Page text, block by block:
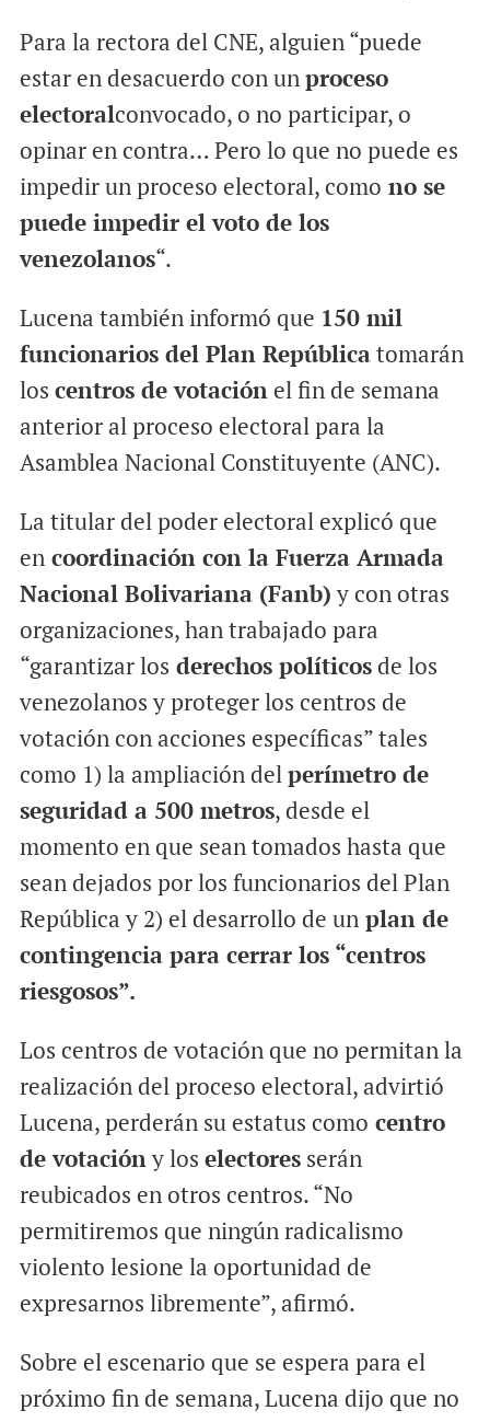
Para la rectora del CNE, alguien “puede
estar en desacuerdo con unproceso
electoralconvocado, o no participar, o
opinar en contra… Pero lo que no puede es
impedir un proceso electoral, como no se
puede impedir el voto de los
venezolanos“.
Lucena también informó que 150 mil
funcionarios del Plan Repúblicatomarán
los centros de votaciónel fin de semana
anterior al proceso electoral para la
Asamblea Nacional Constituyente (ANC).
La titular del poder electoral explicó que
encoordinación con la Fuerza Armada
Nacional Bolivariana (Fanb)y con otras
organizaciones, han trabajado para
“garantizar los derechos políticosde los
venezolanos y proteger los centros de
votación con acciones específicas” tales
como 1) la ampliación delperímetro de
seguridad a 500 metros, desde el
momento en que sean tomados hasta que
sean dejados por los funcionarios del Plan
República y 2) el desarrollo de unplan de
contingencia para cerrar los “centros
riesgosos”.
Los centros de votación que no permitan la
realización del proceso electoral, advirtió
Lucena, perderán su estatus como centro
de votacióny los electoresserán
reubicados en otros centros. “No
permitiremos que ningún radicalismo
violento lesione la oportunidad de
expresarnos libremente”, afirmó.
Sobre el escenario que se espera para el
próximo fin de semana, Lucena dijo que no